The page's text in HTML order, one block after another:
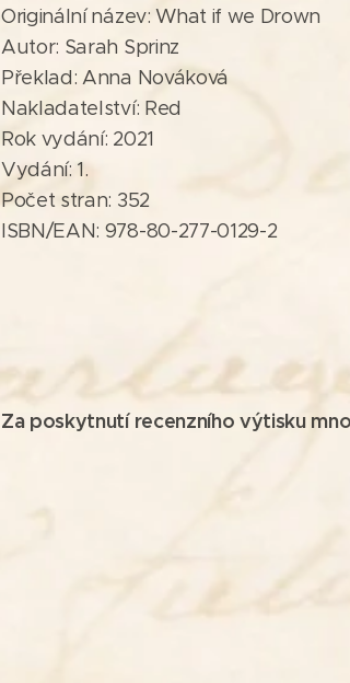
Originální název: What if we Drown
Autor: Sarah Sprinz
Překlad: Anna Nováková
Nakladatelství: Red
Rok vydání: 2021
Vydání: 1.
Počet stran: 352
ISBN/EAN: 978-80-277-0129-2
Za poskytnutí recenzního výtisku